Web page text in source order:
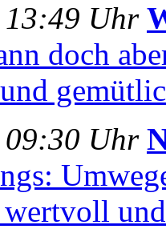
Uhr
doch
Uhr